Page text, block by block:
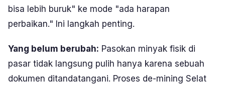
bisa lebih buruk" ke mode "ada harapan
perbaikan." Ini langkah penting.
Yang belum berubah: Pasokan minyak fisik di
pasar tidak langsung pulih hanya karena sebuah
dokumen ditandatangani. Proses de-mining Selat